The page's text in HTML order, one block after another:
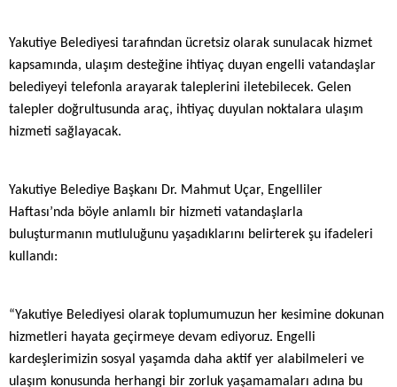
Yakutiye Belediyesi tarafından ücretsiz olarak sunulacak hizmet
kapsamında, ulaşım desteğine ihtiyaç duyan engelli vatandaşlar
belediyeyi telefonla arayarak taleplerini iletebilecek. Gelen
talepler doğrultusunda araç, ihtiyaç duyulan noktalara ulaşım
hizmeti sağlayacak.
Yakutiye Belediye Başkanı Dr. Mahmut Uçar, Engelliler
Haftası’nda böyle anlamlı bir hizmeti vatandaşlarla
buluşturmanın mutluluğunu yaşadıklarını belirterek şu ifadeleri
kullandı:
“Yakutiye Belediyesi olarak toplumumuzun her kesimine dokunan
hizmetleri hayata geçirmeye devam ediyoruz. Engelli
kardeşlerimizin sosyal yaşamda daha aktif yer alabilmeleri ve
ulaşım konusunda herhangi bir zorluk yaşamamaları adına bu